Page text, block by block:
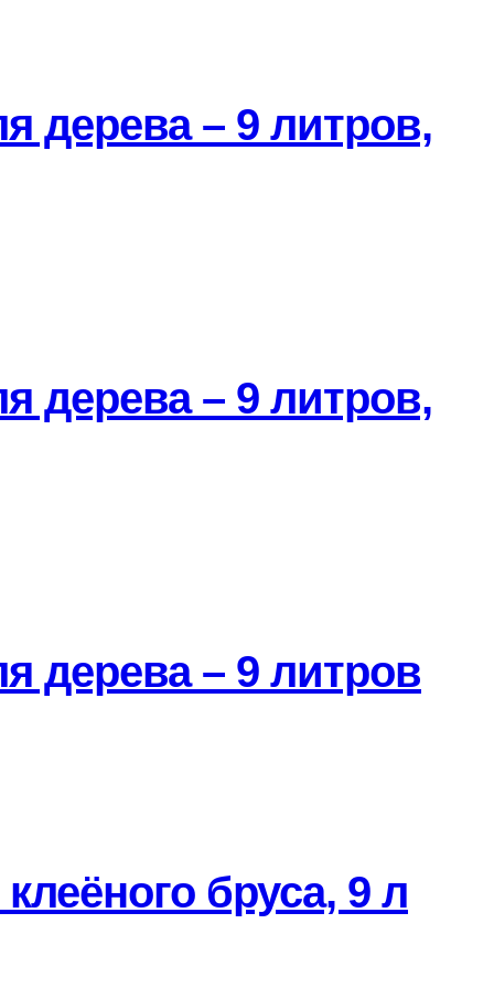
дерева – 9 литров,
дерева – 9 литров,
дерева – 9 литров
бруса, 9 л